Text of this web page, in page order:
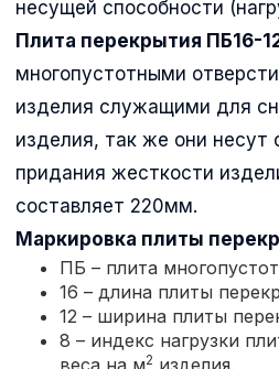
несущей способности
Плита перекрытия ПБ16-
многопустотными
изделия служащими для
изделия, так же они несут
придания жесткости
составляет 220мм.
Маркировка плиты
ПБ – плита
16 – длина плиты
12 – ширина плиты
8 – индекс нагрузки
веса на м2 изделия.